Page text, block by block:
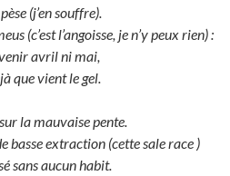
(j’en souffre).
(c’est l’angoisse, je n’y peux rien) :
avril ni mai,
que vient le gel.
la mauvaise pente.
basse extraction (cette sale race )
sans aucun habit.